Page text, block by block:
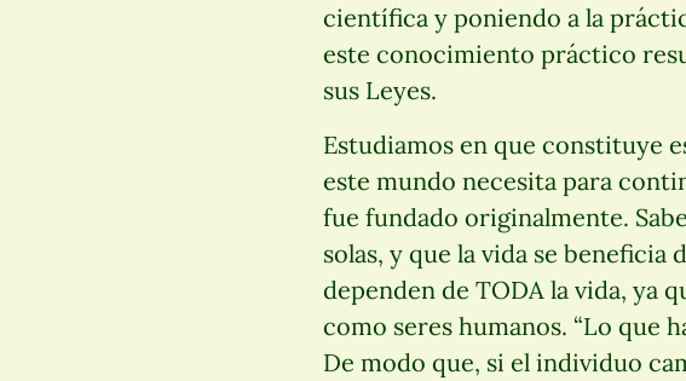
científica y poniendo a la
este conocimiento práctico
sus Leyes.
Estudiamos en que constituye
este mundo necesita para
fue fundado originalmente.
solas, y que la vida se
dependen de TODA la vida, ya
como seres humanos. “Lo que
De modo que, si el individuo